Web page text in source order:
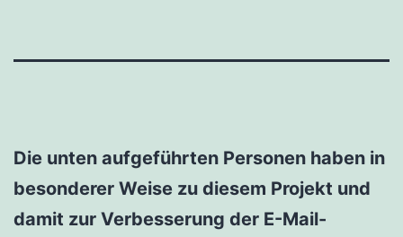
Die unten aufgeführten Personen haben in
besonderer Weise zu diesem Projekt und
damit zur Verbesserung der E-Mail-